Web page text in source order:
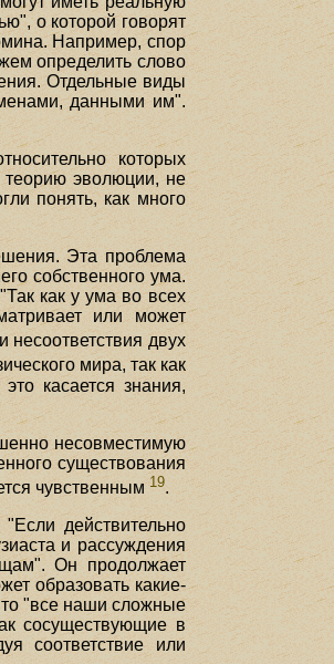
о которой говорят
Например, спор
определить слово
Отдельные виды
данными им".
которых
теорию эволюции, не
понять, как много
Эта проблема
собственного ума.
как у ума во всех
или может
несоответствия двух
мира, так как
касается знания,
несовместимую
существования
чувственным19.
действительно
и рассуждения
Он продолжает
образовать какие-
"все наши сложные
сосуществующие в
соответствие или